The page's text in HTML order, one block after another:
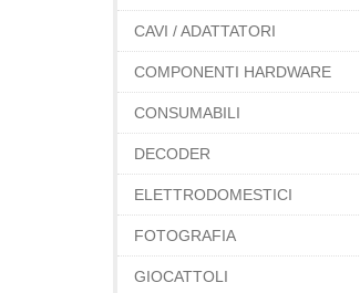
CAVI / ADATTATORI
COMPONENTI HARDWARE
CONSUMABILI
DECODER
ELETTRODOMESTICI
FOTOGRAFIA
GIOCATTOLI